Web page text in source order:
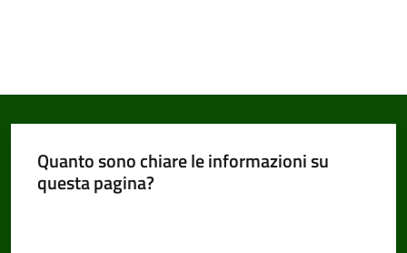
Quanto sono chiare le informazioni su
questa pagina?